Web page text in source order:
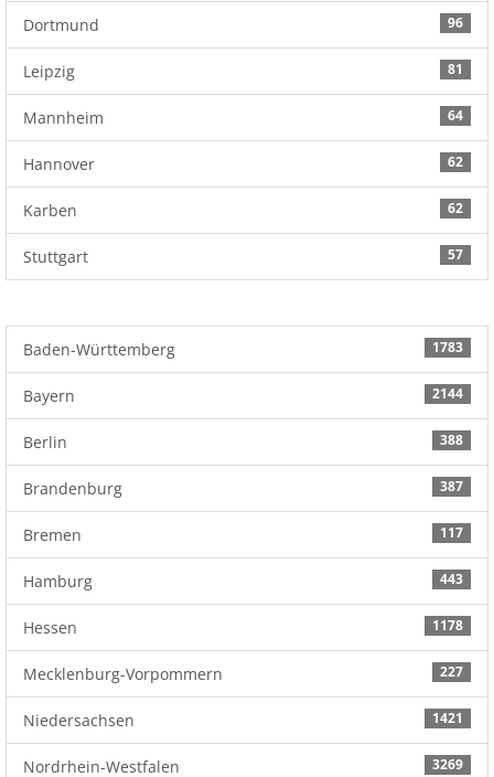
96
Dortmund
81
Leipzig
64
Mannheim
62
Hannover
62
Karben
57
Stuttgart
1783
Baden-Württemberg
2144
Bayern
388
Berlin
387
Brandenburg
117
Bremen
443
Hamburg
1178
Hessen
227
Mecklenburg-Vorpommern
1421
Niedersachsen
3269
Nordrhein-Westfalen